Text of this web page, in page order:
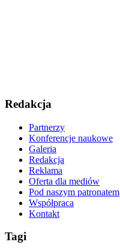
Redakcja
Partnerzy
Konferencje naukowe
Galeria
Redakcja
Reklama
Oferta dla mediów
Pod naszym patronatem
Współpraca
Kontakt
Tagi